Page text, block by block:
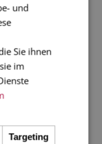
Service (wir
für Sie)
und
Sie ihnen
im
Targeting